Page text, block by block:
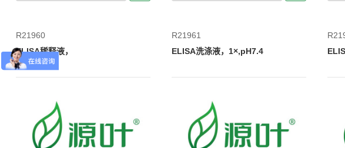
R21960
ELISA稀释液，
R21961
ELISA洗涤液，1×,pH7.4